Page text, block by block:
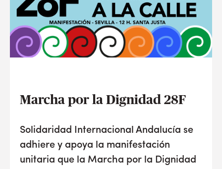
Marcha por la Dignidad 28F
Solidaridad Internacional Andalucía se
adhiere y apoya la manifestación
unitaria que la Marcha por la Dignidad